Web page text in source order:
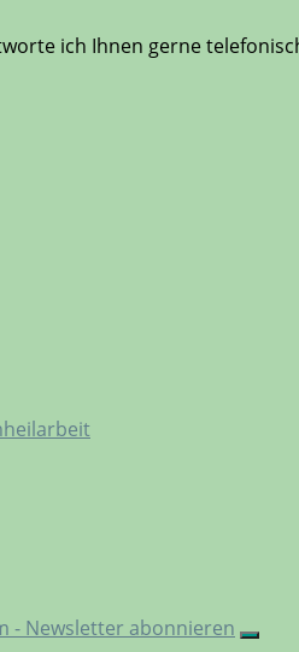
ich Ihnen gerne
- Newsletter abonnieren